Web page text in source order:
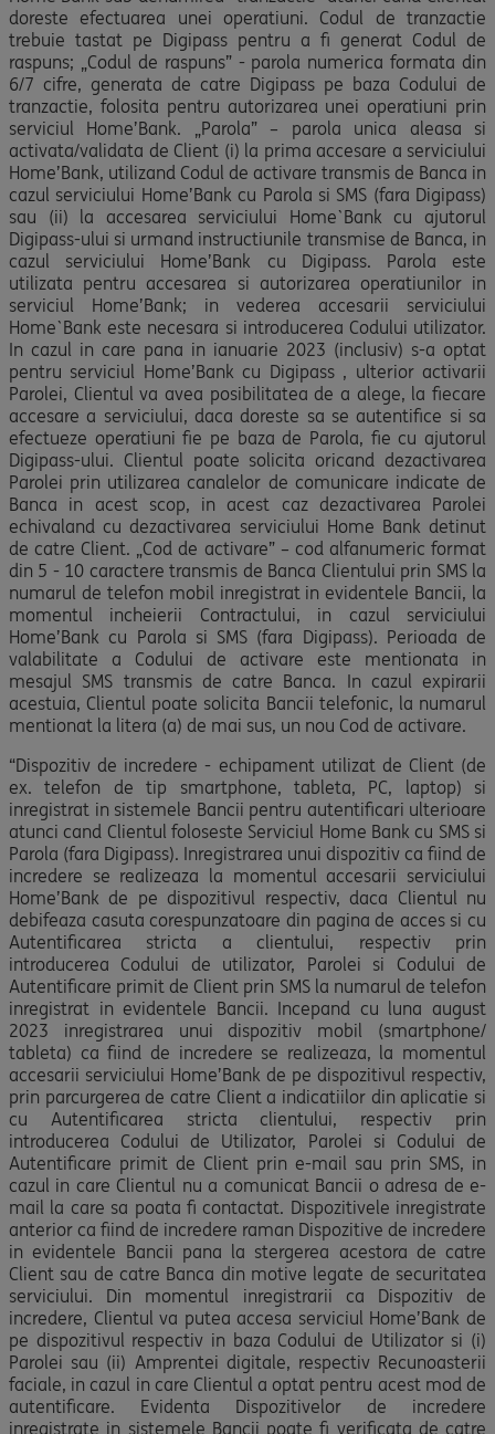
doreste efectuarea unei operatiuni. Codul de tranzactie
trebuie tastat pe Digipass pentru a fi generat Codul de
raspuns; „Codul de raspuns” - parola numerica formata din
6/7 cifre, generata de catre Digipass pe baza Codului de
tranzactie, folosita pentru autorizarea unei operatiuni prin
serviciul Home’Bank. „Parola” – parola unica aleasa si
activata/validata de Client (i) la prima accesare a serviciului
Home’Bank, utilizand Codul de activare transmis de Banca in
cazul serviciului Home’Bank cu Parola si SMS (fara Digipass)
sau (ii) la accesarea serviciului Home`Bank cu ajutorul
Digipass-ului si urmand instructiunile transmise de Banca, in
cazul serviciului Home’Bank cu Digipass. Parola este
utilizata pentru accesarea si autorizarea operatiunilor in
serviciul Home’Bank; in vederea accesarii serviciului
Home`Bank este necesara si introducerea Codului utilizator.
In cazul in care pana in ianuarie 2023 (inclusiv) s-a optat
pentru serviciul Home’Bank cu Digipass , ulterior activarii
Parolei, Clientul va avea posibilitatea de a alege, la fiecare
accesare a serviciului, daca doreste sa se autentifice si sa
efectueze operatiuni fie pe baza de Parola, fie cu ajutorul
Digipass-ului. Clientul poate solicita oricand dezactivarea
Parolei prin utilizarea canalelor de comunicare indicate de
Banca in acest scop, in acest caz dezactivarea Parolei
echivaland cu dezactivarea serviciului Home Bank detinut
de catre Client. „Cod de activare” – cod alfanumeric format
din 5 - 10 caractere transmis de Banca Clientului prin SMS la
numarul de telefon mobil inregistrat in evidentele Bancii, la
momentul incheierii Contractului, in cazul serviciului
Home’Bank cu Parola si SMS (fara Digipass). Perioada de
valabilitate a Codului de activare este mentionata in
mesajul SMS transmis de catre Banca. In cazul expirarii
acestuia, Clientul poate solicita Bancii telefonic, la numarul
mentionat la litera (a) de mai sus, un nou Cod de activare.
“Dispozitiv de incredere - echipament utilizat de Client (de
ex. telefon de tip smartphone, tableta, PC, laptop) si
inregistrat in sistemele Bancii pentru autentificari ulterioare
atunci cand Clientul foloseste Serviciul Home Bank cu SMS si
Parola (fara Digipass). Inregistrarea unui dispozitiv ca fiind de
incredere se realizeaza la momentul accesarii serviciului
Home’Bank de pe dispozitivul respectiv, daca Clientul nu
debifeaza casuta corespunzatoare din pagina de acces si cu
Autentificarea stricta a clientului, respectiv prin
introducerea Codului de utilizator, Parolei si Codului de
Autentificare primit de Client prin SMS la numarul de telefon
inregistrat in evidentele Bancii. Incepand cu luna august
2023 inregistrarea unui dispozitiv mobil (smartphone/
tableta) ca fiind de incredere se realizeaza, la momentul
accesarii serviciului Home’Bank de pe dispozitivul respectiv,
prin parcurgerea de catre Client a indicatiilor din aplicatie si
cu Autentificarea stricta clientului, respectiv prin
introducerea Codului de Utilizator, Parolei si Codului de
Autentificare primit de Client prin e-mail sau prin SMS, in
cazul in care Clientul nu a comunicat Bancii o adresa de e-
mail la care sa poata fi contactat. Dispozitivele inregistrate
anterior ca fiind de incredere raman Dispozitive de incredere
in evidentele Bancii pana la stergerea acestora de catre
Client sau de catre Banca din motive legate de securitatea
serviciului. Din momentul inregistrarii ca Dispozitiv de
incredere, Clientul va putea accesa serviciul Home’Bank de
pe dispozitivul respectiv in baza Codului de Utilizator si (i)
Parolei sau (ii) Amprentei digitale, respectiv Recunoasterii
faciale, in cazul in care Clientul a optat pentru acest mod de
autentificare. Evidenta Dispozitivelor de incredere
inregistrate in sistemele Bancii poate fi verificata de catre